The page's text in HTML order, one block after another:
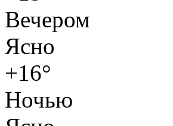
Вечером
Ясно
+16°
Ночью